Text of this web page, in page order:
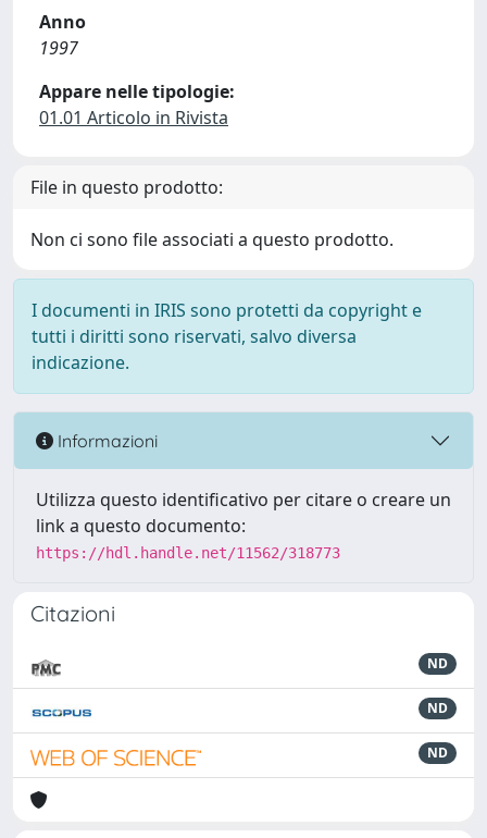
Anno
1997
Appare nelle tipologie:
01.01 Articolo in Rivista
File in questo prodotto:
Non ci sono file associati a questo prodotto.
I documenti in IRIS sono protetti da copyright e
tutti i diritti sono riservati, salvo diversa
indicazione.
Informazioni
Utilizza questo identificativo per citare o creare un
link a questo documento:
https://hdl.handle.net/11562/318773
Citazioni
ND
ND
ND